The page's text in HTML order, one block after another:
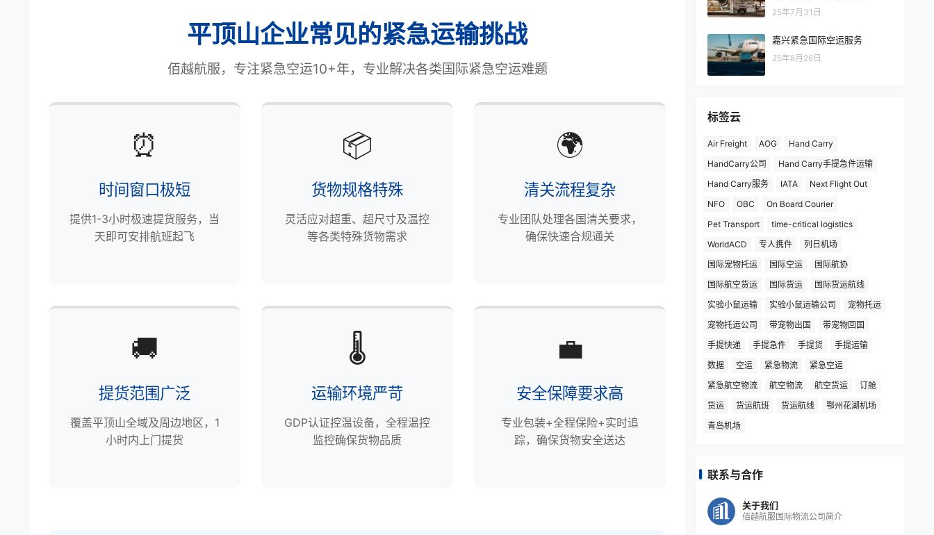
平顶山企业常见的紧急运输挑战
佰越航服，专注紧急空运10+年，专业解决各类国际紧急空运难题
⏰
时间窗口极短
提供1-3小时极速提货服务，当
天即可安排航班起飞
📦
货物规格特殊
灵活应对超重、超尺寸及温控
等各类特殊货物需求
🌍
清关流程复杂
专业团队处理各国清关要求，
确保快速合规通关
🚚
提货范围广泛
覆盖平顶山全域及周边地区，1
小时内上门提货
🌡️
运输环境严苛
GDP认证控温设备，全程温控
监控确保货物品质
💼
安全保障要求高
专业包装+全程保险+实时追
踪，确保货物安全送达
25年7月31日
嘉兴紧急国际空运服务
25年8月26日
标签云
Air Freight AOG
Hand Carry
HandCarry公司
Hand Carry手提急件运输
Hand Carry服务
IATA
Next Flight Out
NFO
OBC
On Board Courier
Pet Transport
time-critical logistics
WorldACD
专人携件
列日机场
国际宠物托运
国际空运
国际航协
国际航空货运
国际货运
国际货运航线
实验小鼠运输
实验小鼠运输公司
宠物托运
宠物托运公司
带宠物出国
带宠物回国
手提快递
手提急件 手提货
手提运输
数据
空运 紧急物流
紧急空运
紧急航空物流
航空物流 航空货运
订舱
货运
货运航班 货运航线
鄂州花湖机场
青岛机场
联系与合作
关于我们
佰越航服国际物流公司简介